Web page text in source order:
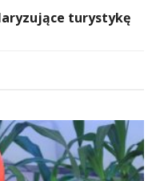
turystykę